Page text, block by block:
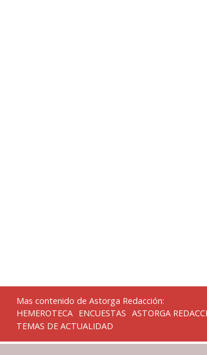
Mas contenido de Astorga Redacción:
HEMEROTECA ENCUESTAS ASTORGA
TEMAS DE ACTUALIDAD